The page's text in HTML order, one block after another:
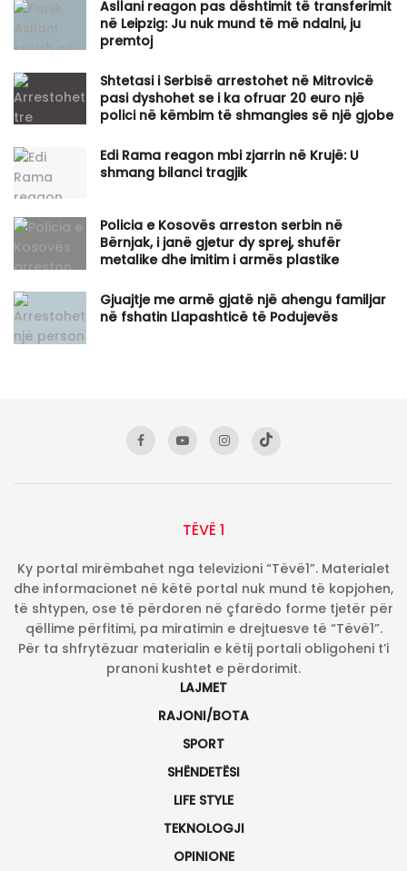
Asllani reagon pas dështimit të transferimit
në Leipzig: Ju nuk mund të më ndalni, ju
premtoj
Shtetasi i Serbisë arrestohet në Mitrovicë
pasi dyshohet se i ka ofruar 20 euro një
polici në këmbim të shmangies së një gjobe
Edi Rama reagon mbi zjarrin në Krujë: U
shmang bilanci tragjik
Policia e Kosovës arreston serbin në
Bërnjak, i janë gjetur dy sprej, shufër
metalike dhe imitim i armës plastike
Gjuajtje me armë gjatë një ahengu familjar
në fshatin Llapashticë të Podujevës
TËVË 1
Ky portal mirëmbahet nga televizioni “Tëvë1”. Materialet
dhe informacionet në këtë portal nuk mund të kopjohen,
të shtypen, ose të përdoren në çfarëdo forme tjetër për
qëllime përfitimi, pa miratimin e drejtuesve të “Tëvë1”.
Për ta shfrytëzuar materialin e këtij portali obligoheni t’i
pranoni kushtet e përdorimit.
LAJMET
RAJONI/BOTA
SPORT
SHËNDETËSI
LIFE STYLE
TEKNOLOGJI
OPINIONE